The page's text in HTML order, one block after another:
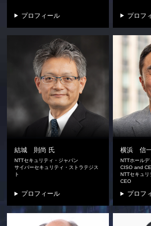
プロフィール プロフ
結城 則尚 氏
NTTセキュリティ・ジャパン
サイバーセキュリティ・ストラテジス
ト
プロフィール
横浜 信
NTTホールデ
CISO and
NTTセキュリ
CEO
プロフ